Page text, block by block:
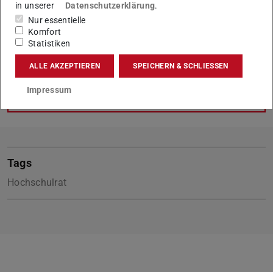
grundsätzlichen Angelegenheiten der TU, insbesondere in
Fragen der Hochschulentwicklung, und übt
Kontrollfunktionen aus.
Tags
Hochschulrat
in unserer
Datenschutzerklärung.
Nur essentielle
Komfort
Statistiken
ALLE AKZEPTIEREN SPEICHERN & SCHLIESSEN
Impressum